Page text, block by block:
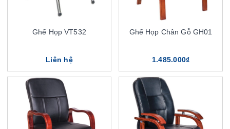
Ghế Họp VT532
Liên hệ
Ghế Họp Chân Gỗ GH01
1.485.000₫